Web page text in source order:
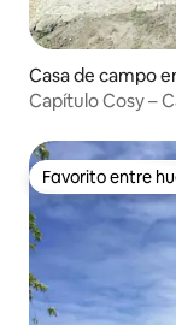
Casa de campo
Capítulo Cosy –
Favorito entre
Favorito entre